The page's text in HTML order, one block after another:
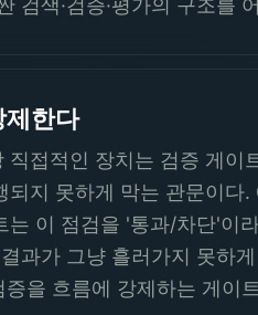
검색·검증·평가의 구조를
제한다
접적인 장치는 검증 게
지 못하게 막는 관문이다
이 점검을 '통과/차단'이
과가 그냥 흘러가지 못하
을 흐름에 강제하는 게이